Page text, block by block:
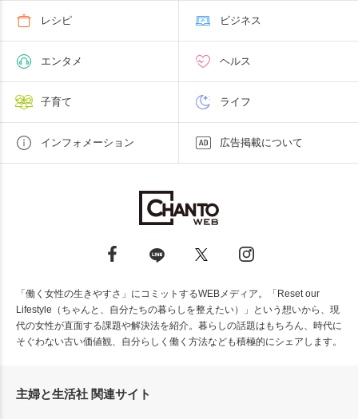
レシピ ビジネス
エンタメ ヘルス
子育て ライフ
インフォメーション 広告掲載について
「働く女性の生きやすさ」にコミットするWEBメディア。「Reset our
Lifestyle（ちゃんと、自分たちの暮らしを整えたい）」という想いから、現
代の女性が直面する課題や解決法を紹介。暮らしの話題はもちろん、時代に
そぐわない古い価値観、自分らしく働く方法なども積極的にシェアします。
主婦と生活社 関連サイト